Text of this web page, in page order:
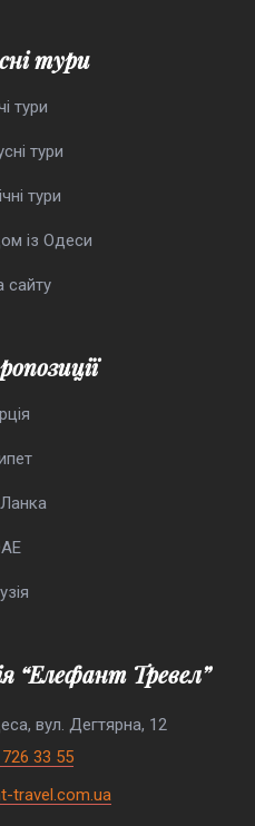
тури
тури
тури
тури
із Одеси
сайту
“Елефант Тревел”
вул. Дегтярна, 12
33 55
travel.com.ua